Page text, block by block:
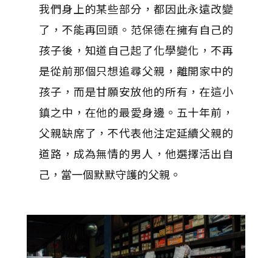
我們身上的某些部分，都因此永遠改變
了，不能再回頭。范保德在擁有自己的
孩子後，知道自己起了化學變化，不再
是從前那個只想追尋父親，離開家中的
孩子，而是甘願安放他的所有，在這小
鎮之中，在他的最愛身邊。五十年前，
父親缺席了，不代表他注定延續父親的
道路，成為無情的男人，他選擇活出自
己，當一個默默守護的父親。